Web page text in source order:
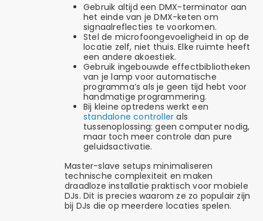
Gebruik altijd een DMX-terminator aan
het einde van je DMX-keten om
signaalreflecties te voorkomen.
Stel de microfoongevoeligheid in op de
locatie zelf, niet thuis. Elke ruimte heeft
een andere akoestiek.
Gebruik ingebouwde effectbibliotheken
van je lamp voor automatische
programma’s als je geen tijd hebt voor
handmatige programmering.
Bij kleine optredens werkt een
standalone controller als
tussenoplossing: geen computer nodig,
maar toch meer controle dan pure
geluidsactivatie.
Master-slave setups minimaliseren
technische complexiteit en maken
draadloze installatie praktisch voor mobiele
DJs. Dit is precies waarom ze zo populair zijn
bij DJs die op meerdere locaties spelen.